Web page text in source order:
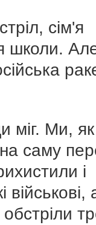
сім'я
школи.
міг. Ми, як
саму
і
військові,